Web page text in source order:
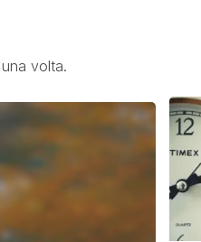
volta.